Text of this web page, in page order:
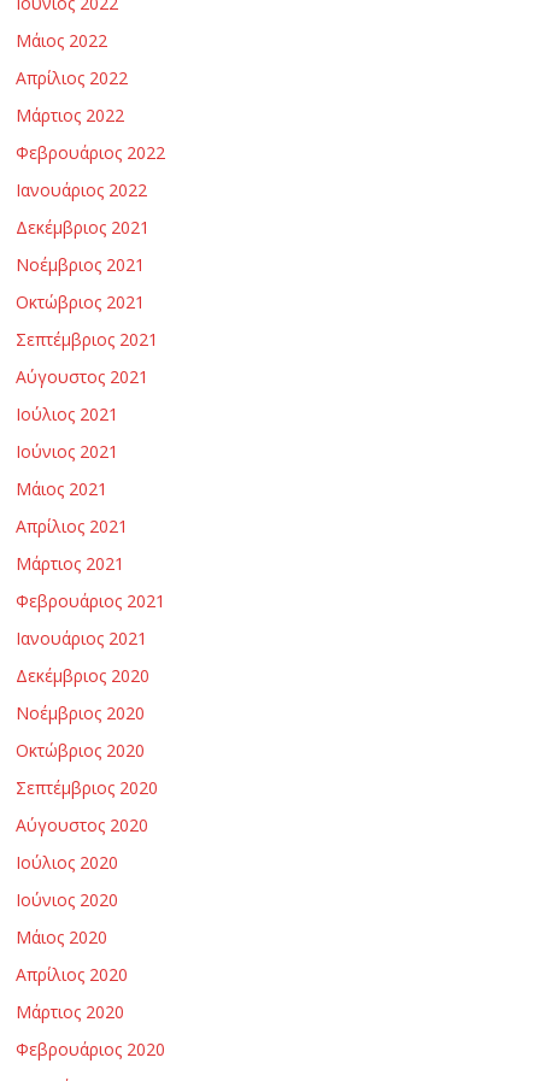
Μάιος 2022
Απρίλιος 2022
Μάρτιος 2022
Φεβρουάριος 2022
Ιανουάριος 2022
Δεκέμβριος 2021
Νοέμβριος 2021
Οκτώβριος 2021
Σεπτέμβριος 2021
Αύγουστος 2021
Ιούλιος 2021
Ιούνιος 2021
Μάιος 2021
Απρίλιος 2021
Μάρτιος 2021
Φεβρουάριος 2021
Ιανουάριος 2021
Δεκέμβριος 2020
Νοέμβριος 2020
Οκτώβριος 2020
Σεπτέμβριος 2020
Αύγουστος 2020
Ιούλιος 2020
Ιούνιος 2020
Μάιος 2020
Απρίλιος 2020
Μάρτιος 2020
Φεβρουάριος 2020